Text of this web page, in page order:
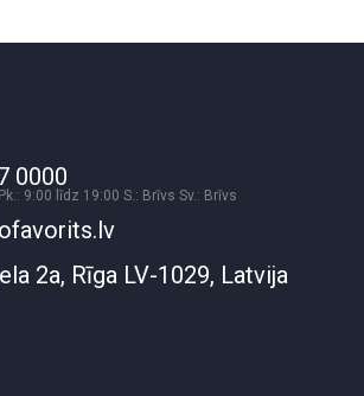
0000
9:00 līdz 19:00 S.: Brīvs Sv.: Brīvs
2a, Rīga LV-1029, Latvija